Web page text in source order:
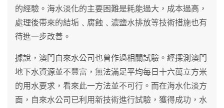
的經驗。海水淡化的主要困難是耗能過大，成本過高，
處理後帶來的結垢﹑腐蝕﹑濃鹽水排放等技術措施也有
待進一步改善。
據說，澳門自來水公司也曾作過相關試驗。經探測澳門
地下水資源並不豐富，無法滿足平均每日十六萬立方米
的用水要求，看來此一方法並不可行。而在海水化淡方
面，自來水公司已利用新技術進行試驗，獲得成功，水